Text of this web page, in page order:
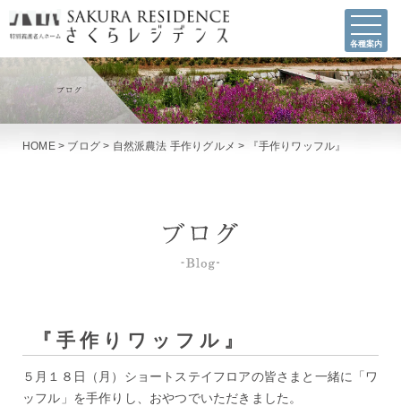
各種案内
HOME> ブログ > 自然派農法 手作りグルメ > 『手作りワッフル』
『手作りワッフル』
５月１８日（月）ショートステイフロアの皆さまと一緒に「ワ
ッフル」を手作りし、おやつでいただきました。